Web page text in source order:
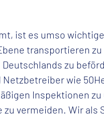
ist es umso
transportieren zu
zu
wie
Inspektionen
vermeiden. Wir als